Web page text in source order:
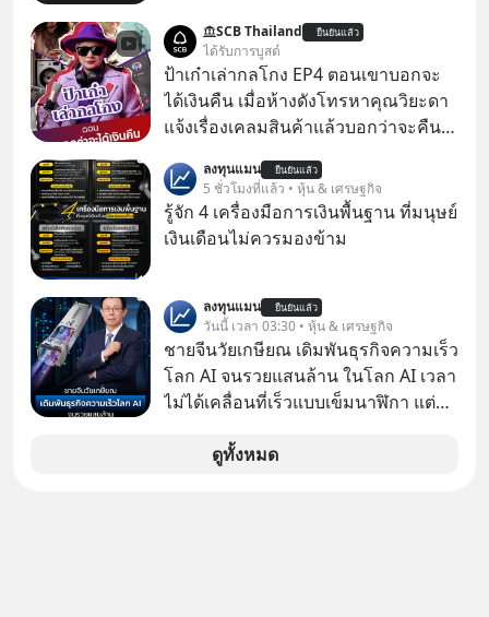
ในโมเดล AI ของบริษัท สามารถเชื่อม
ต่ออินเทอร์เน็ต และเจาะเข้าระบบของ
บริการภายนอกรายหนึ่งได้ ระหว่างการ
ทดสอบความปลอดภัยไซเบอร์
SCB Thailand ยืนยันแล้ว
ได้รับการบูสต์
ป้าเก๋าเล่ากลโกง EP4 ตอนเขาบอกจะ
ได้เงินคืน เมื่อห้างดังโทรหาคุณวิยะดา
แจ้งเรื่องเคลมสินค้าแล้วบอกว่าจะคืน
เรื่องจ้อจี้ หาคำตอบได้ที่ “ป้าเก๋าเล่ากล
โกง” EP4 ตอน “เขาบอกว่าจะได้เงิน
คืน” #ป้าเก๋าเล่ากลโกง #แก้เกมกลโกง
ลงทุนแมน ยืนยันแล้ว
5 ชั่วโมงที่แล้ว • หุ้น & เศรษฐกิจ
รู้จัก 4 เครื่องมือการเงินพื้นฐาน ที่มนุษย์
เงินเดือนไม่ควรมองข้าม
ลงทุนแมน ยืนยันแล้ว
วันนี้ เวลา 03:30 • หุ้น & เศรษฐกิจ
ชายจีนวัยเกษียณ เดิมพันธุรกิจความเร็ว
โลก AI จนรวยแสนล้าน ในโลก AI เวลา
ไม่ได้เคลื่อนที่เร็วแบบเข็มนาฬิกา แต่
ดูทั้งหมด